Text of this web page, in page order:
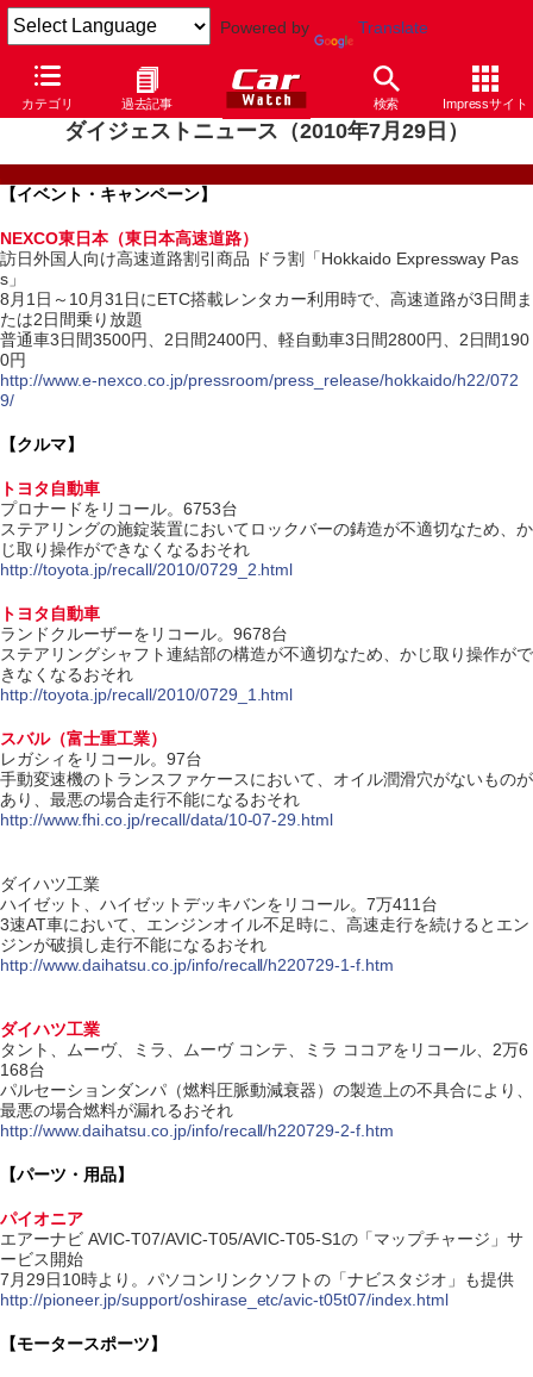
Powered by Translate
カテゴリ 過去記事 検索 Impressサイト
ダイジェストニュース（2010年7月29日）
【イベント・キャンペーン】
NEXCO東日本（東日本高速道路）
訪日外国人向け高速道路割引商品 ドラ割「Hokkaido Expressway Pas
s」
8月1日～10月31日にETC搭載レンタカー利用時で、高速道路が3日間ま
たは2日間乗り放題
普通車3日間3500円、2日間2400円、軽自動車3日間2800円、2日間190
0円
http://www.e-nexco.co.jp/pressroom/press_release/hokkaido/h22/072
9/
【クルマ】
トヨタ自動車
プロナードをリコール。6753台
ステアリングの施錠装置においてロックバーの鋳造が不適切なため、か
じ取り操作ができなくなるおそれ
http://toyota.jp/recall/2010/0729_2.html
トヨタ自動車
ランドクルーザーをリコール。9678台
ステアリングシャフト連結部の構造が不適切なため、かじ取り操作がで
きなくなるおそれ
http://toyota.jp/recall/2010/0729_1.html
スバル（富士重工業）
レガシィをリコール。97台
手動変速機のトランスファケースにおいて、オイル潤滑穴がないものが
あり、最悪の場合走行不能になるおそれ
http://www.fhi.co.jp/recall/data/10-07-29.html
ダイハツ工業
ハイゼット、ハイゼットデッキバンをリコール。7万411台
3速AT車において、エンジンオイル不足時に、高速走行を続けるとエン
ジンが破損し走行不能になるおそれ
http://www.daihatsu.co.jp/info/recall/h220729-1-f.htm
ダイハツ工業
タント、ムーヴ、ミラ、ムーヴ コンテ、ミラ ココアをリコール、2万6
168台
パルセーションダンパ（燃料圧脈動減衰器）の製造上の不具合により、
最悪の場合燃料が漏れるおそれ
http://www.daihatsu.co.jp/info/recall/h220729-2-f.htm
【パーツ・用品】
パイオニア
エアーナビ AVIC-T07/AVIC-T05/AVIC-T05-S1の「マップチャージ」サ
ービス開始
7月29日10時より。パソコンリンクソフトの「ナビスタジオ」も提供
http://pioneer.jp/support/oshirase_etc/avic-t05t07/index.html
【モータースポーツ】